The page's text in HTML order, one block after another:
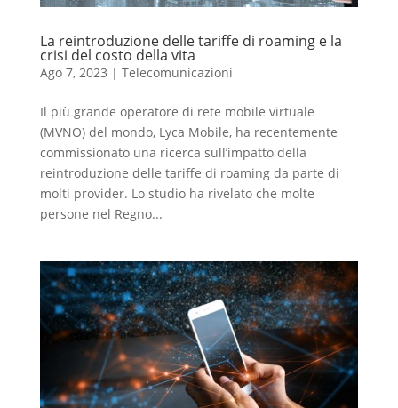
La reintroduzione delle tariffe di roaming e la
crisi del costo della vita
Ago 7, 2023 | Telecomunicazioni
Il più grande operatore di rete mobile virtuale
(MVNO) del mondo, Lyca Mobile, ha recentemente
commissionato una ricerca sull’impatto della
reintroduzione delle tariffe di roaming da parte di
molti provider. Lo studio ha rivelato che molte
persone nel Regno...